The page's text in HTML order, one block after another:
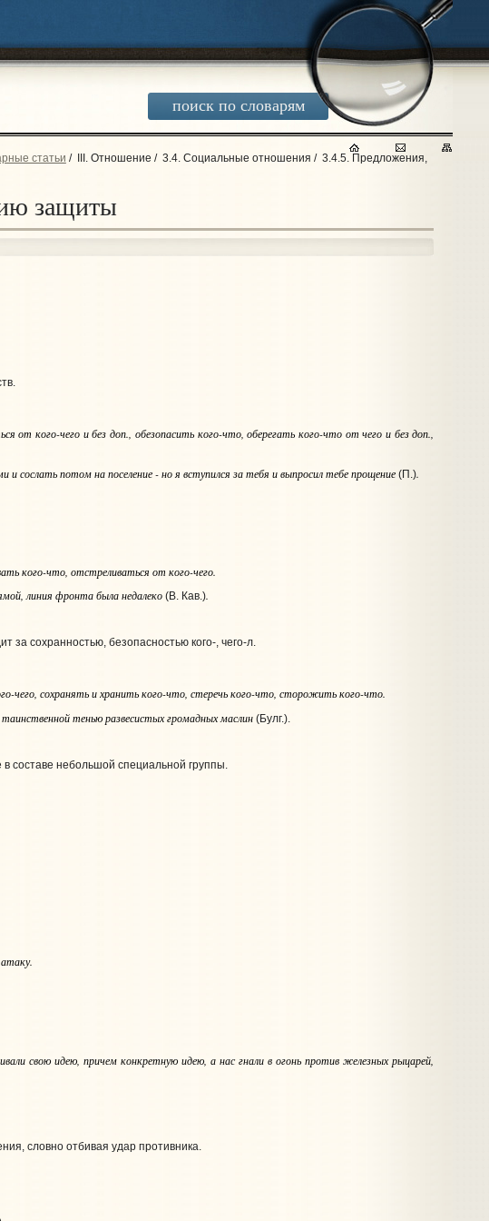
поиск по словарям
статьи / III. Отношение / 3.4. Социальные отношения / 3.4.5. Предложения,
защиты
от кого-чего и без доп. , обезопасить кого-что, оберегать кого-что от чего и без доп.
сослать потом на поселение - но я вступился за тебя и выпросил тебе прощение (П.).
кого-что, отстреливаться от кого-чего.
линия фронта была недалеко (В. Кав.).
за сохранностью, безопасностью кого-, чего‑л.
чего, сохранять и хранитького-что, стеречького-что, сторожитького-что.
тенью развесистых громадных маслин(Булг.).
составе небольшой специальной группы.
свою идею, причем конкретную идею, а нас гнали в огонь против железных рыцарей,
словно отбивая удар противника.